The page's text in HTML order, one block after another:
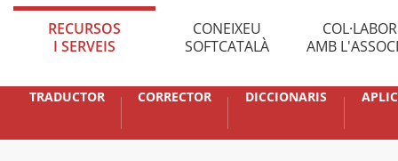
RECURSOS
I SERVEIS
CONEIXEU
SOFTCATALÀ
AMB
TRADUCTOR CORRECTOR DICCIONARIS